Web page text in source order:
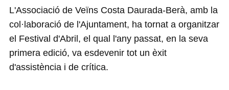
L'Associació de Veïns Costa Daurada-Berà, amb la
col·laboració de l'Ajuntament, ha tornat a organitzar
el Festival d'Abril, el qual l'any passat, en la seva
primera edició, va esdevenir tot un èxit
d'assistència i de crítica.